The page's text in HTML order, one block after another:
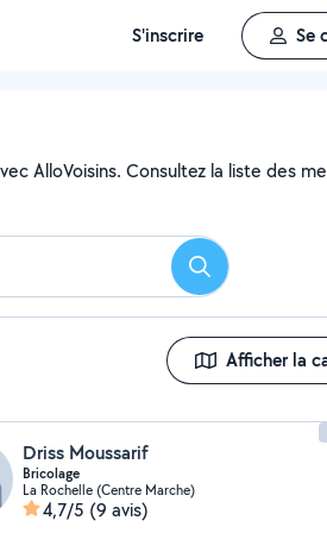
S'inscrire Se
AlloVoisins. Consultez la liste des
Rechercher
Afficher la
Driss Moussarif
Bricolage
La Rochelle (Centre Marche)
4,7/5 (9 avis)